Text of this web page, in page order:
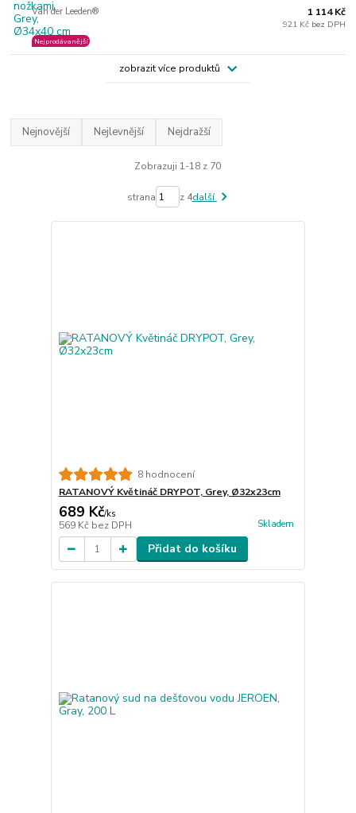
Van der Leeden®
Nejprodávanější
1 114 Kč
921 Kč bez DPH
zobrazit více produktů
Nejnovější Nejlevnější Nejdražší
Zobrazuji 1-18 z 70
strana z 4další
8 hodnocení
RATANOVÝ Květináč DRYPOT, Grey, Ø32x23cm
689 Kč/ks
569 Kč bez DPH Skladem
Přidat do košíku